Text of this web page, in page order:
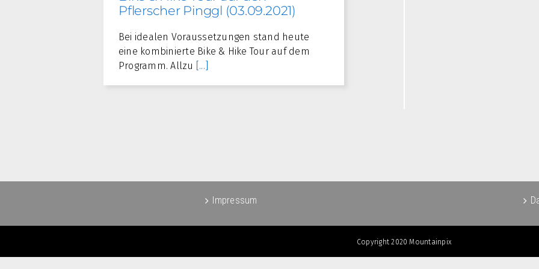
Pflerscher Pinggl (03.09.2021)
Bei idealen Voraussetzungen stand heute
eine kombinierte Bike & Hike Tour auf dem
Programm. Allzu
[...]
Impressum
Copyright 2020 Mountainpix